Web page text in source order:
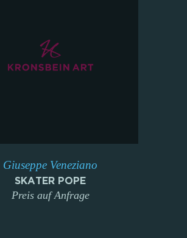
Giuseppe Veneziano
SKATER POPE
Preis auf Anfrage